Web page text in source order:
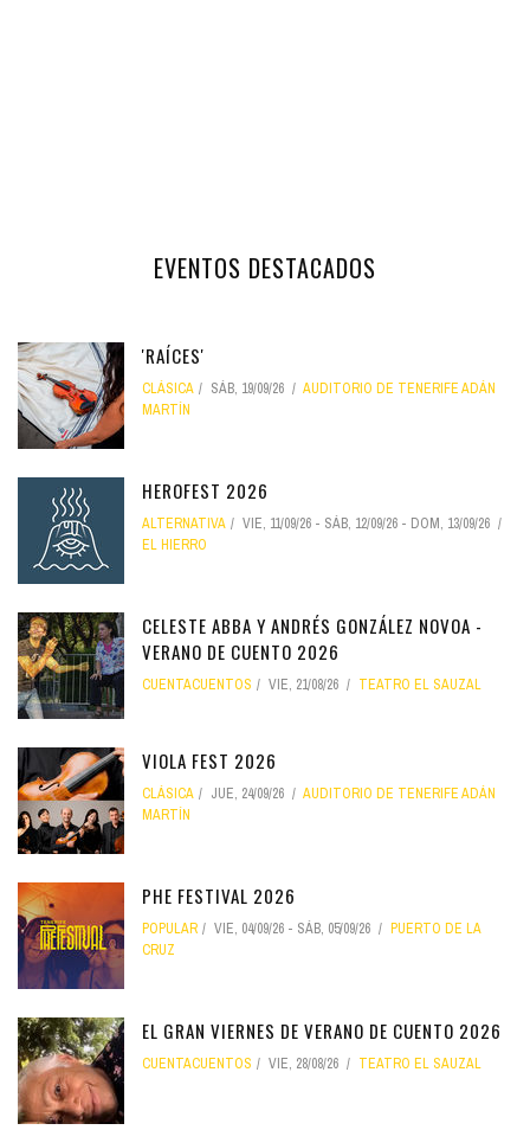
EVENTOS DESTACADOS
'RAÍCES'
CLÁSICA SÁB, 19/09/26
AUDITORIO DE TENERIFE ADÁN
MARTÍN
HEROFEST 2026
ALTERNATIVA VIE, 11/09/26 - SÁB, 12/09/26 - DOM, 13/09/26
EL HIERRO
CELESTE ABBA Y ANDRÉS GONZÁLEZ NOVOA -
VERANO DE CUENTO 2026
CUENTACUENTOS VIE, 21/08/26 TEATRO EL SAUZAL
VIOLA FEST 2026
CLÁSICA JUE, 24/09/26
AUDITORIO DE TENERIFE ADÁN
MARTÍN
PHE FESTIVAL 2026
POPULAR VIE, 04/09/26 - SÁB, 05/09/26
PUERTO DE LA
CRUZ
EL GRAN VIERNES DE VERANO DE CUENTO 2026
CUENTACUENTOS VIE, 28/08/26 TEATRO EL SAUZAL